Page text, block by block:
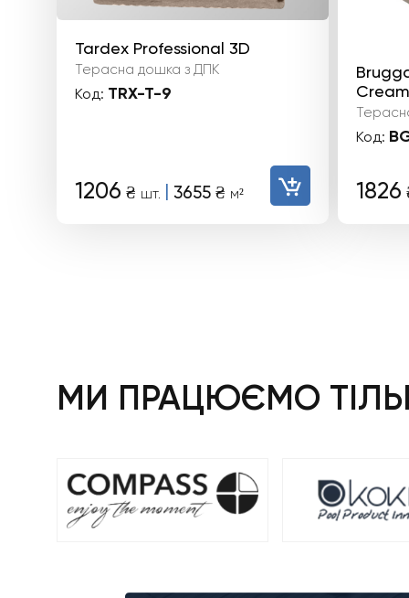
Tardex Professional 3D
Терасна дошка з ДПК
Код: TRX-T-9
1206 ₴ шт. | 3655 ₴ м²
Код:
1826
МИ ПРАЦЮЄМО